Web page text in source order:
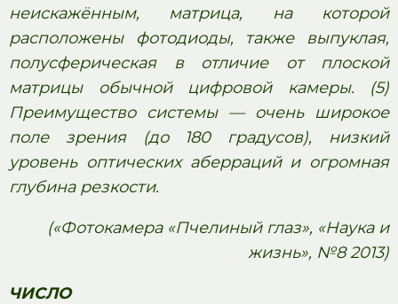
неискажённым, матрица, на которой
расположены фотодиоды, также выпуклая,
полусферическая в отличие от плоской
матрицы обычной цифровой камеры. (5)
Преимущество системы — очень широкое
поле зрения (до 180 градусов), низкий
уровень оптических аберраций и огромная
глубина резкости.
(«Фотокамера «Пчелиный глаз», «Наука и
жизнь», №8 2013)
ЧИСЛО